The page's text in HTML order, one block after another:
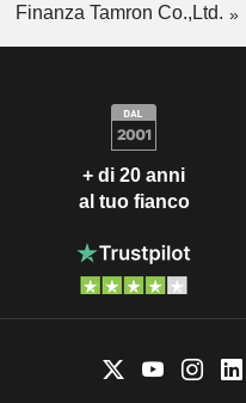
Finanza Tamron Co.,Ltd.
+ di 20 anni
al tuo fianco